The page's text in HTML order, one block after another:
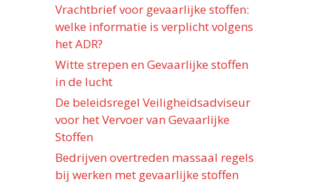
Vrachtbrief voor gevaarlijke stoffen:
welke informatie is verplicht volgens
het ADR?
Witte strepen en Gevaarlijke stoffen
in de lucht
De beleidsregel Veiligheidsadviseur
voor het Vervoer van Gevaarlijke
Stoffen
Bedrijven overtreden massaal regels
bij werken met gevaarlijke stoffen